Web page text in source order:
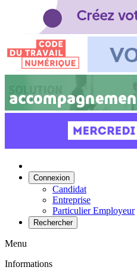
Connexion
Candidat
Entreprise
Particulier Employeur
Rechercher
Menu
Informations